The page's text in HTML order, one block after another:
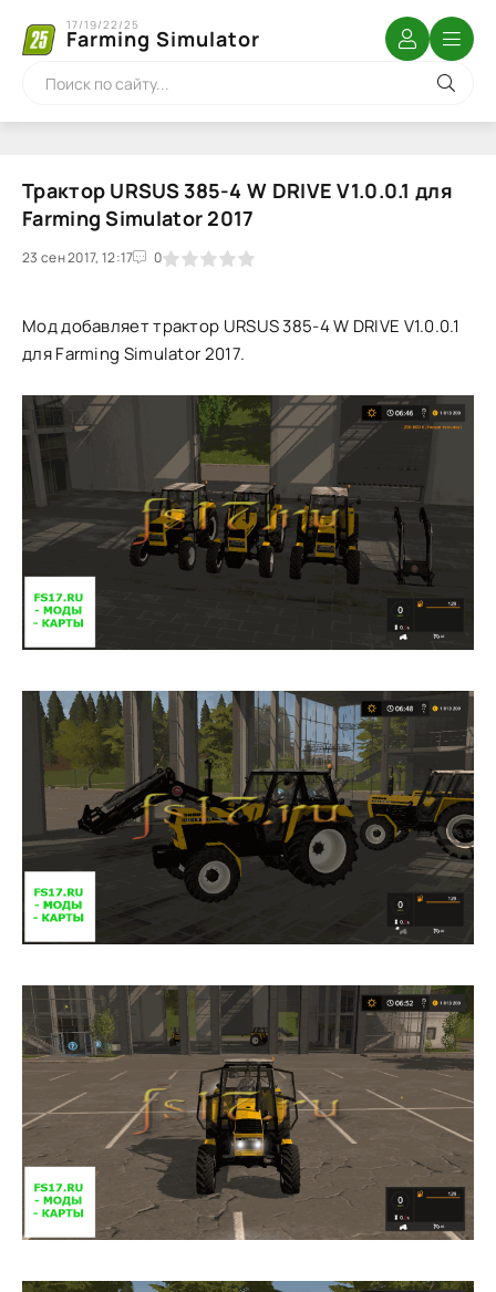
Farming Simulator
17/19/22/25
Трактор URSUS 385-4 W DRIVE V1.0.0.1 для
Farming Simulator 2017
23 сен 2017, 12:17 0
1 2 3 4 5
Мод добавляет трактор URSUS 385-4 W DRIVE V1.0.0.1
для Farming Simulator 2017.